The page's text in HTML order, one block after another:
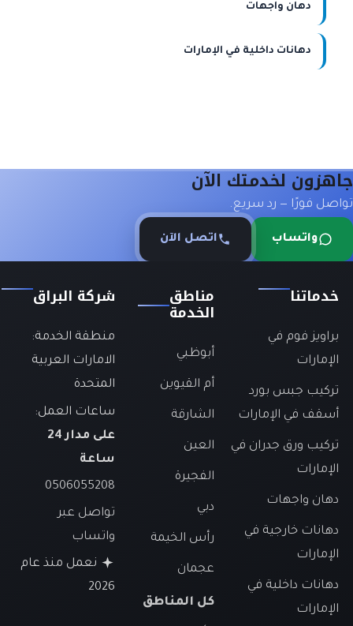
دهان واجهات
دهانات داخلية في الإمارات
جاهزون لخدمتك الآن
تواصل فورًا — رد سريع.
واتساب اتصل الآن
خدماتنا
براويز فوم في
الإمارات
تركيب جبس بورد
أسقف في الإمارات
تركيب ورق جدران في
الإمارات
دهان واجهات
دهانات خارجية في
الإمارات
دهانات داخلية في
الإمارات
مناطق
الخدمة
أبوظبي
أم القيوين
الشارقة
العين
الفجيرة
دبي
رأس الخيمة
عجمان
كل المناطق
شركة البراق
منطقة الخدمة:
الامارات العربية
المتحدة
ساعات العمل:
على مدار 24
ساعة
0506055208
تواصل عبر
واتساب
نعمل منذ عام
2026